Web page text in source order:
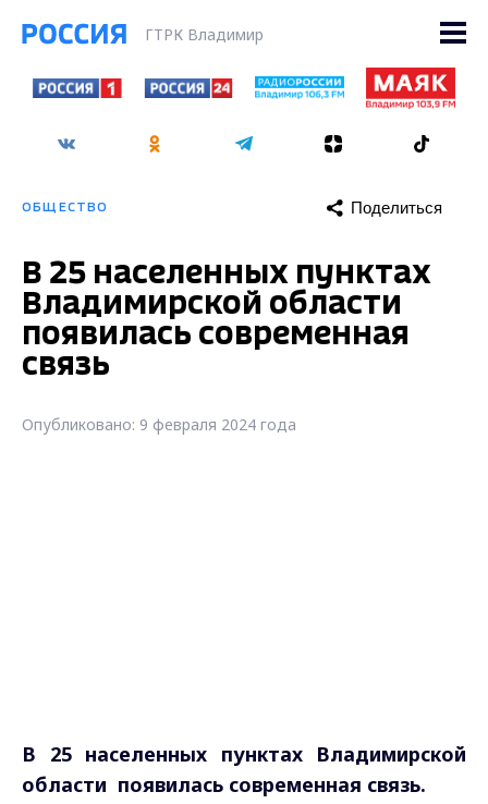
ГТРК Владимир
ОБЩЕСТВО Поделиться
В 25 населенных пунктах
Владимирской области
появилась современная
связь
Опубликовано: 9 февраля 2024 года
В 25 населенных пунктах Владимирской
области появилась современная связь.